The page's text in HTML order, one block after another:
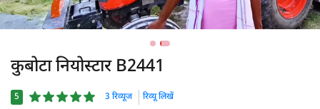
कुबोटा नियोस्टार B2441
5 3 रिव्यूज रिव्यू लिखें